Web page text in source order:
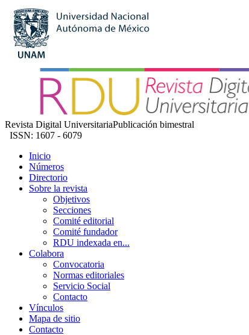
Revista Digital UniversitariaPublicación bimestral
ISSN: 1607 - 6079
Inicio
Números
Directorio
Sobre la revista
Objetivos
Secciones
Comité editorial
Comité fundador
RDU indexada en...
Colabora
Convocatoria
Normas editoriales
Servicio Social
Contacto
Vínculos
Mapa de sitio
Contacto